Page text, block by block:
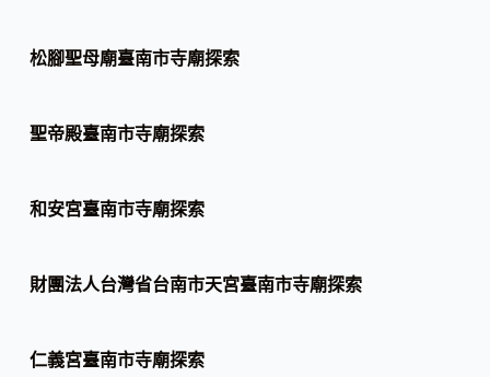
松腳聖母廟臺南市寺廟探索
聖帝殿臺南市寺廟探索
和安宮臺南市寺廟探索
財團法人台灣省台南市天宮臺南市寺廟探索
仁義宮臺南市寺廟探索